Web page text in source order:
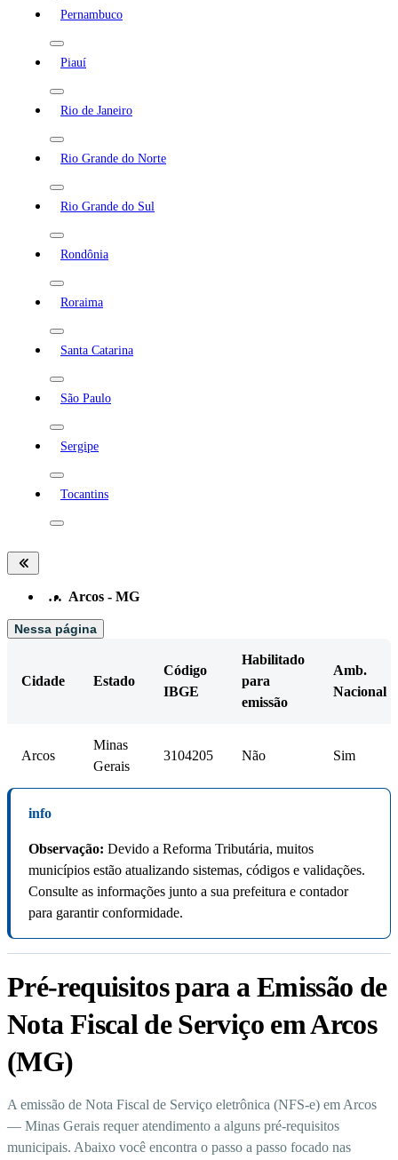
Pernambuco
Piauí
Rio de Janeiro
Rio Grande do Norte
Rio Grande do Sul
Rondônia
Roraima
Santa Catarina
São Paulo
Sergipe
Tocantins
… Arcos - MG
Nessa página
Cidade Estado
Código
IBGE
Habilitado
para
emissão
Amb.
Nacional
Arcos
Minas
Gerais
3104205 Não Sim
info
Observação: Devido a Reforma Tributária, muitos
municípios estão atualizando sistemas, códigos e validações.
Consulte as informações junto a sua prefeitura e contador
para garantir conformidade.
Pré-requisitos para a Emissão de
Nota Fiscal de Serviço em Arcos
(MG)
A emissão de Nota Fiscal de Serviço eletrônica (NFS-e) em Arcos
— Minas Gerais requer atendimento a alguns pré-requisitos
municipais. Abaixo você encontra o passo a passo focado nas